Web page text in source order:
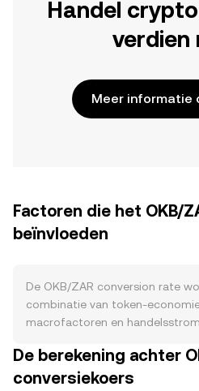
Handel
verdien
Meer informatie
Factoren die het OKB/
beïnvloeden
De OKB/ZAR conversion rate
combinatie van token-
macrofactoren en
daarvan voert OKX een
programma uit dat periodiek
De berekening achter
conversiekoers